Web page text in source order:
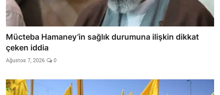
Mücteba Hamaney’in sağlık durumuna ilişkin dikkat
çeken iddia
Ağustos 7, 2026 0